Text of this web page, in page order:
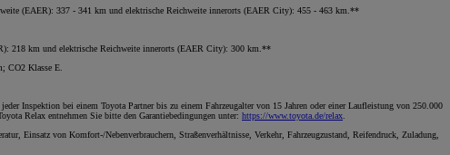
(EAER): 337 - 341 km und elektrische Reichweite innerorts (EAER City): 455 - 463 km.**
218 km und elektrische Reichweite innerorts (EAER City): 300 km.**
CO2 Klasse E.
Inspektion bei einem Toyota Partner bis zu einem Fahrzeugalter von 15 Jahren oder einer Laufleistung von 250.000
Relax entnehmen Sie bitte den Garantiebedingungen unter: https://www.toyota.de/relax.
Einsatz von Komfort-/Nebenverbrauchern, Straßenverhältnisse, Verkehr, Fahrzeugzustand, Reifendruck, Zuladung,